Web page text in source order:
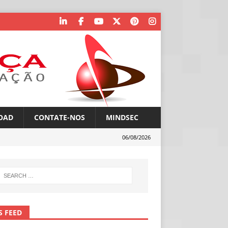
CONTATE-NOS MINDSEC
06/08/2026
FEED